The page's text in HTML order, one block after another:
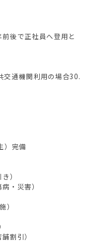
後で正社員へ登用と
交通機関利用の場合30.
）完備
）
・災害）
）
割引）